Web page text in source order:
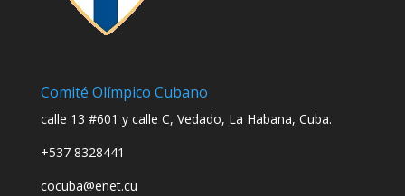
Comité Olímpico Cubano
calle 13 #601 y calle C, Vedado, La Habana, Cuba.
+537 8328441
cocuba@enet.cu